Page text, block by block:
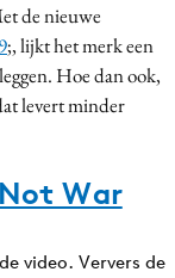
de nieuwe
;, lijkt het merk een
Hoe dan ook,
levert minder
Not War
video. Ververs de